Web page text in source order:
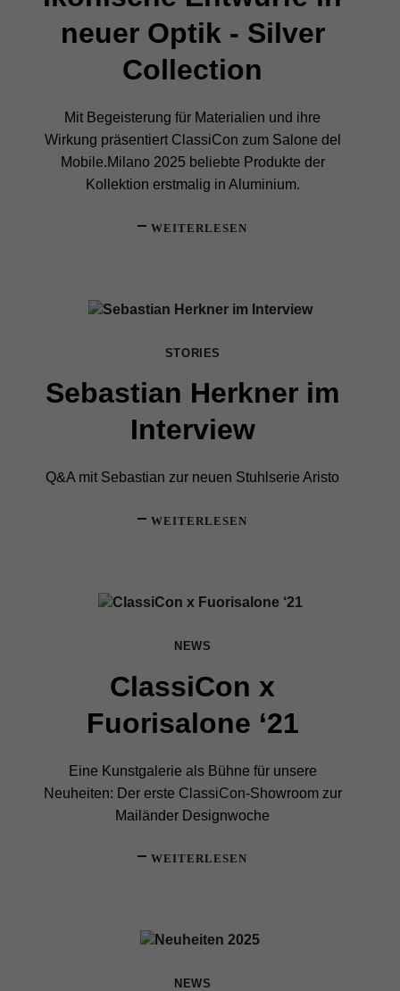
neuer Optik - Silver
Collection
Mit Begeisterung für Materialien und ihre
Wirkung präsentiert ClassiCon zum Salone del
Mobile.Milano 2025 beliebte Produkte der
Kollektion erstmalig in Aluminium.
WEITERLESEN
STORIES
Sebastian Herkner im
Interview
Q&A mit Sebastian zur neuen Stuhlserie Aristo
WEITERLESEN
NEWS
ClassiCon x
Fuorisalone ‘21
Eine Kunstgalerie als Bühne für unsere
Neuheiten: Der erste ClassiCon-Showroom zur
Mailänder Designwoche
WEITERLESEN
NEWS